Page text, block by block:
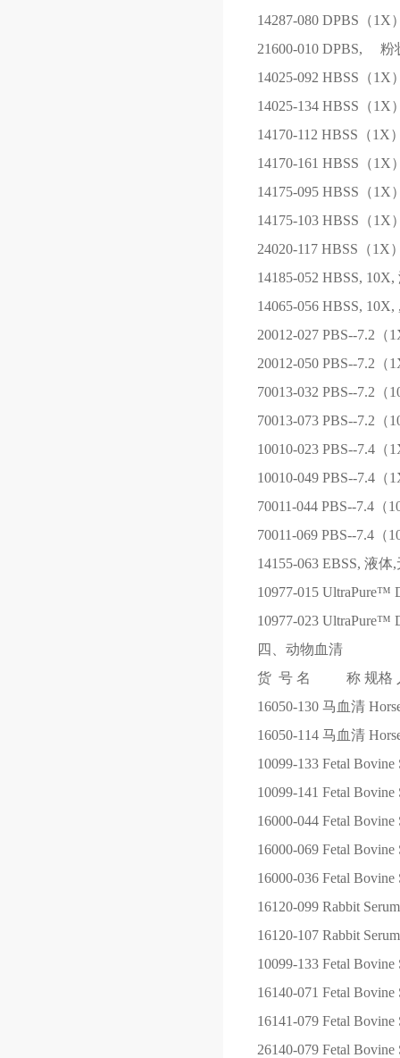
14287-080 DPBS（1X
21600-010 DPBS, 粉
14025-092 HBSS（1X
14025-134 HBSS（1X
14170-112 HBSS（1X
14170-161 HBSS（1X
14175-095 HBSS（1X
14175-103 HBSS（1X
24020-117 HBSS（1X
14185-052 HBSS,
14065-056 HBSS,
20012-027 PBS--7.2（
20012-050 PBS--7.2（
70013-032 PBS--7.2（
70013-073 PBS--7.2（
10010-023 PBS--7.4（
10010-049 PBS--7.4（
70011-044 PBS--7.4（
70011-069 PBS--7.4（
14155-063 EBSS, 液体
10977-015 UltraPure™
10977-023 UltraPure™
四、动物血清
货 号 名 称 规格
16050-130 马血清
16050-114 马血清
10099-133 Fetal Bovine
10099-141 Fetal Bovine
16000-044 Fetal
16000-069 Fetal
16000-036 Fetal Bovine
16120-099 Rabbit Serum
16120-107 Rabbit Serum
10099-133 Fetal Bovine
16140-071 Fetal Bovine
16141-079 Fetal Bovine
26140-079 Fetal Bovine